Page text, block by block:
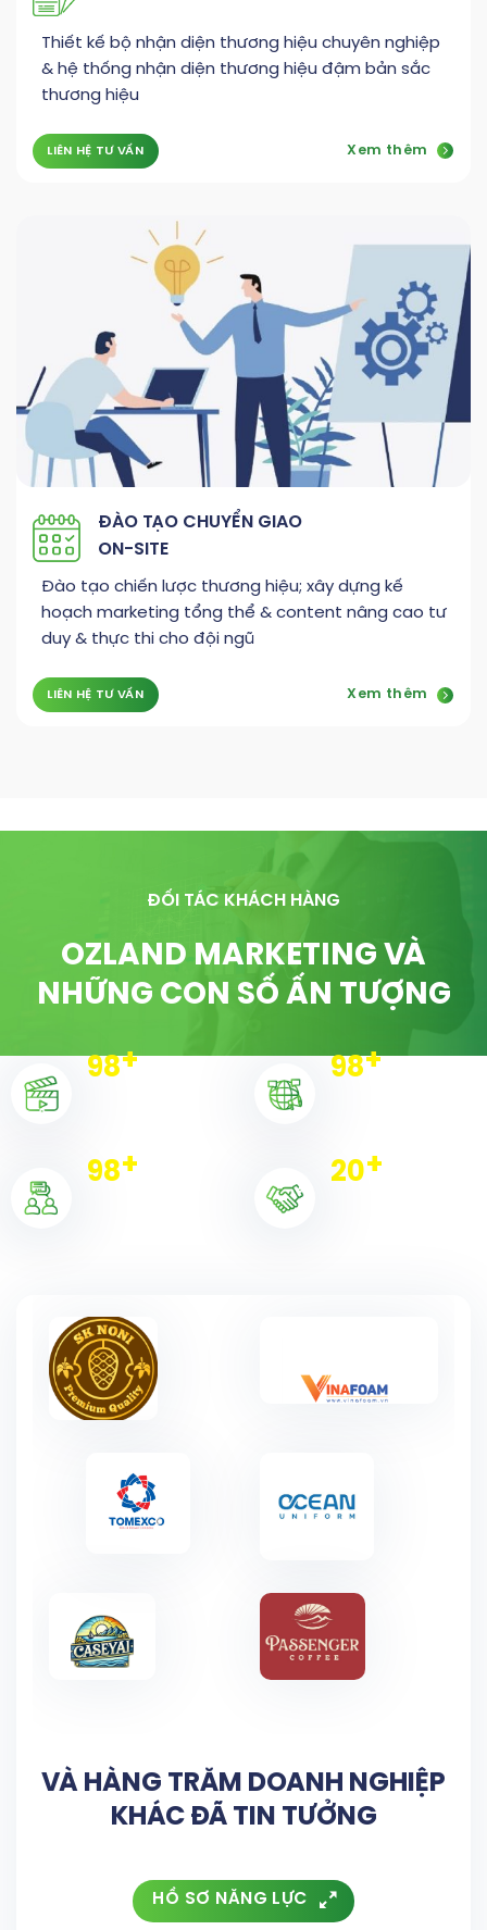
Thiết kế bộ nhận diện thương hiệu chuyên nghiệp
& hệ thống nhận diện thương hiệu đậm bản sắc
thương hiệu
LIÊN HỆ TƯ VẤN Xem thêm
ĐÀO TẠO CHUYỂN GIAO
ON-SITE
Đào tạo chiến lược thương hiệu; xây dựng kế
hoạch marketing tổng thể & content nâng cao tư
duy & thực thi cho đội ngũ
LIÊN HỆ TƯ VẤN Xem thêm
ĐỐI TÁC KHÁCH HÀNG
OZLAND MARKETING VÀ
NHỮNG CON SỐ ẤN TƯỢNG
100+ 100+
100+ 20+
VÀ HÀNG TRĂM DOANH NGHIỆP
KHÁC ĐÃ TIN TƯỞNG
HỒ SƠ NĂNG LỰC